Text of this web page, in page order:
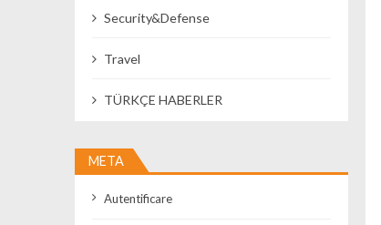
Security&Defense
Travel
TÜRKÇE HABERLER
META
Autentificare